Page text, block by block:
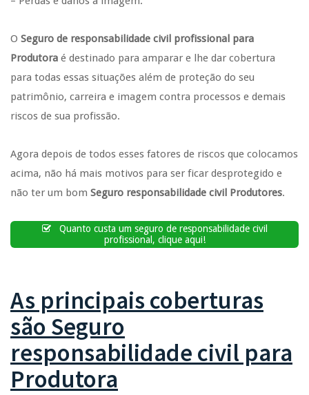
O Seguro de responsabilidade civil profissional para
Produtora é destinado para amparar e lhe dar cobertura
para todas essas situações além de proteção do seu
patrimônio, carreira e imagem contra processos e demais
riscos de sua profissão.
Agora depois de todos esses fatores de riscos que colocamos
acima, não há mais motivos para ser ficar desprotegido e
não ter um bom Seguro responsabilidade civil Produtores.
Quanto custa um seguro de responsabilidade civil
profissional, clique aqui!
As principais coberturas
são Seguro
responsabilidade civil para
Produtora